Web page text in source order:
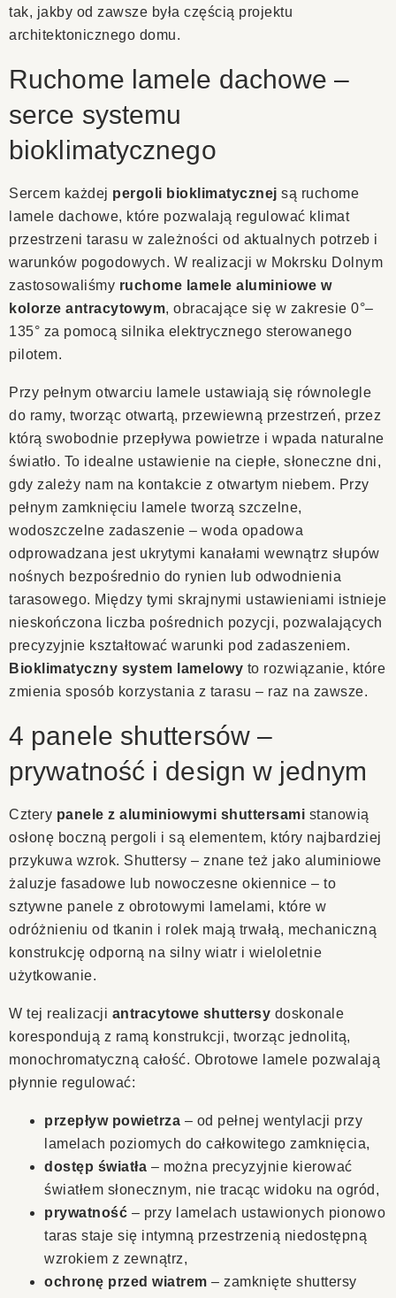
tak, jakby od zawsze była częścią projektu
architektonicznego domu.
Ruchome lamele dachowe –
serce systemu
bioklimatycznego
Sercem każdej pergoli bioklimatycznej są ruchome
lamele dachowe, które pozwalają regulować klimat
przestrzeni tarasu w zależności od aktualnych potrzeb i
warunków pogodowych. W realizacji w Mokrsku Dolnym
zastosowaliśmy ruchome lamele aluminiowe w
kolorze antracytowym, obracające się w zakresie 0°–
135° za pomocą silnika elektrycznego sterowanego
pilotem.
Przy pełnym otwarciu lamele ustawiają się równolegle
do ramy, tworząc otwartą, przewiewną przestrzeń, przez
którą swobodnie przepływa powietrze i wpada naturalne
światło. To idealne ustawienie na ciepłe, słoneczne dni,
gdy zależy nam na kontakcie z otwartym niebem. Przy
pełnym zamknięciu lamele tworzą szczelne,
wodoszczelne zadaszenie – woda opadowa
odprowadzana jest ukrytymi kanałami wewnątrz słupów
nośnych bezpośrednio do rynien lub odwodnienia
tarasowego. Między tymi skrajnymi ustawieniami istnieje
nieskończona liczba pośrednich pozycji, pozwalających
precyzyjnie kształtować warunki pod zadaszeniem.
Bioklimatyczny system lamelowy to rozwiązanie, które
zmienia sposób korzystania z tarasu – raz na zawsze.
4 panele shuttersów –
prywatność i design w jednym
Cztery panele z aluminiowymi shuttersami stanowią
osłonę boczną pergoli i są elementem, który najbardziej
przykuwa wzrok. Shuttersy – znane też jako aluminiowe
żaluzje fasadowe lub nowoczesne okiennice – to
sztywne panele z obrotowymi lamelami, które w
odróżnieniu od tkanin i rolek mają trwałą, mechaniczną
konstrukcję odporną na silny wiatr i wieloletnie
użytkowanie.
W tej realizacji antracytowe shuttersy doskonale
korespondują z ramą konstrukcji, tworząc jednolitą,
monochromatyczną całość. Obrotowe lamele pozwalają
płynnie regulować:
przepływ powietrza – od pełnej wentylacji przy
lamelach poziomych do całkowitego zamknięcia,
dostęp światła – można precyzyjnie kierować
światłem słonecznym, nie tracąc widoku na ogród,
prywatność – przy lamelach ustawionych pionowo
taras staje się intymną przestrzenią niedostępną
wzrokiem z zewnątrz,
ochronę przed wiatrem – zamknięte shuttersy